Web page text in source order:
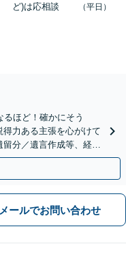
ど)は応相談
（平日）
ほど！確かにそう
力ある主張を心がけて
分／遺言作成等、経験
100件以上】
メールでお問い合わせ